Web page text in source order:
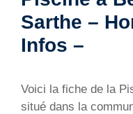
Sarthe –
Infos –
Voici la fiche de la
situé dans la